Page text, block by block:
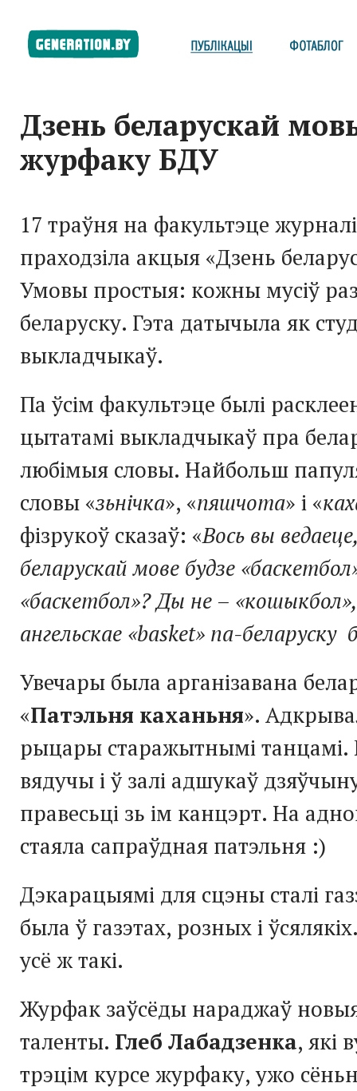
Дзень беларускай
журфаку БДУ
17 траўня на факультэце
праходзіла акцыя «Дзень
Умовы простыя: кожны мусіў
беларуску. Гэта датычыла як
выкладчыкаў.
Па ўсім факультэце былі
цытатамі выкладчыкаў пра
любімыя словы. Найбольш
словы «зьнічка», «пяшчота» і «
фізрукоў сказаў: «Вось вы
беларускай мове будзе
«баскетбол»? Ды не –
ангельскае «basket» па-беларуску
Увечары была арганізавана
«Патэльня каханьня».
рыцары старажытнымі
вядучы і ў залі адшукаў
правесьці зь ім канцэрт. На
стаяла сапраўдная патэльня :)
Дэкарацыямі для сцэны сталі
была ў газэтах, розных і
усё ж такі.
Журфак заўсёды нараджаў
таленты. Глеб Лабадзенка, які
трэцім курсе журфаку, ужо